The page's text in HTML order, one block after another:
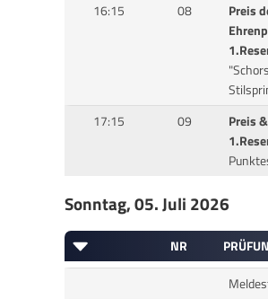
16:15 08
Preis
17:15 09
Preis
Sonntag, 05. Juli 2026
NR